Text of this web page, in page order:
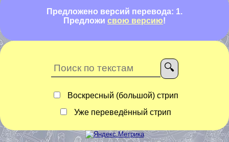
Предложено версий перевода: 1.
Предложи свою версию!
Воскресный (большой) стрип
Уже переведённый стрип